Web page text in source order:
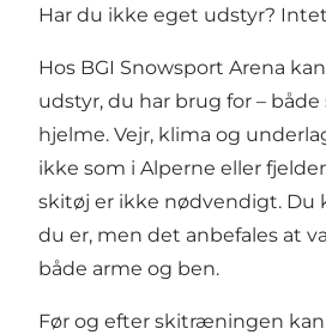
Har du ikke eget udstyr?
Hos BGI Snowsport Arena
udstyr, du har brug for – både
hjelme. Vejr, klima og
ikke som i Alperne eller
skitøj er ikke nødvendigt. Du
du er, men det anbefales at
både arme og ben.
Før og efter skitræningen